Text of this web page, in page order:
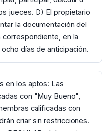
jueces. D) El propietario
la documentación del
correspondiente, en la
días de anticipación.
en los aptos: Las
con "Muy Bueno",
calificadas con
criar sin restricciones.